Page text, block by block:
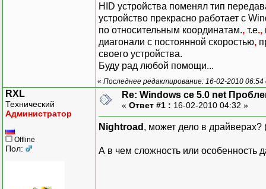
HID устройства поменял тип
устройство прекрасно работает с
по относительным координатам., т.е.,
диагонали с постоянной скоростью,
своего устройства.
Буду рад любой помощи...
« Последнее редактирование: 16-02-2010
RXL
Технический
Администратор
Offline
Пол:
Re: Windows ce 5.0 net
« Ответ #1 : 16-02-2010 04:32 »
Nightroad , может дело в
А в чем сложность или особенность